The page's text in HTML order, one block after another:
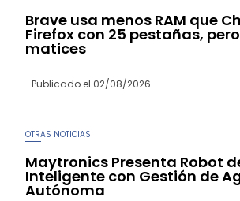
Brave usa menos RAM que
Firefox con 25 pestañas,
matices
Publicado el 02/08/2026
OTRAS NOTICIAS
Maytronics Presenta Robot
Inteligente con Gestión de
Autónoma